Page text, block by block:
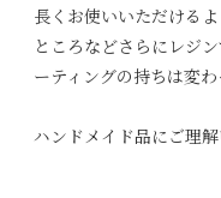
長くお使いいただける
ところなどさらにレジ
ーティングの持ちは変わ
ハンドメイド品にご理